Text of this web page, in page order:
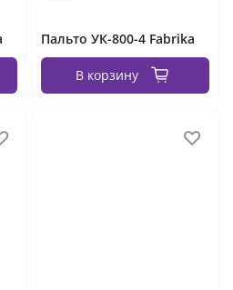
Пальто УК-800-4 Fabrika
В корзину